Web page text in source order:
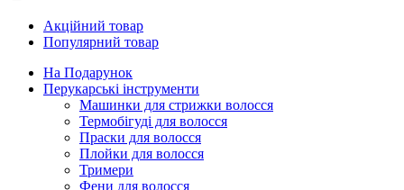
Акційний товар
Популярний товар
На Подарунок
Перукарські інструменти
Машинки для стрижки волосся
Термобігуді для волосся
Праски для волосся
Плойки для волосся
Тримери
Фени для волосся